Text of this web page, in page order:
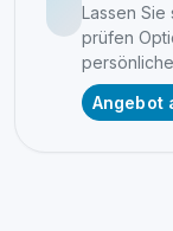
Lassen
prüfen
Angebot